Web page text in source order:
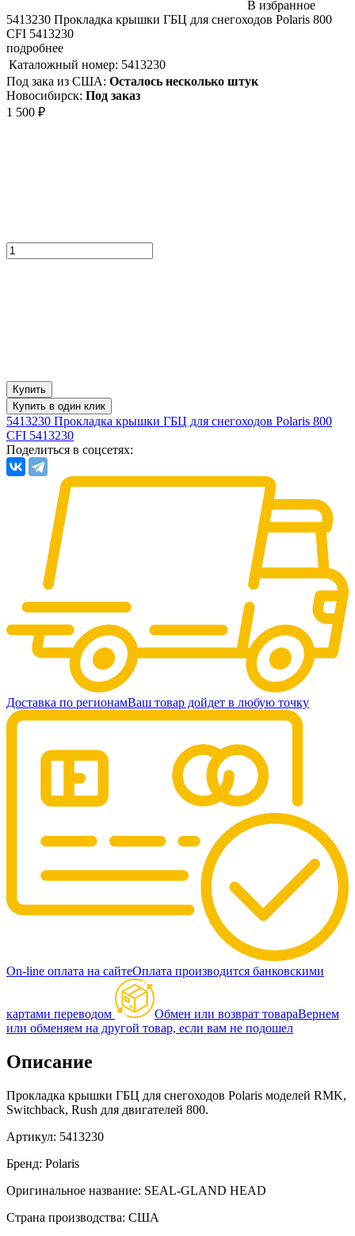
В избранное
5413230 Прокладка крышки ГБЦ для снегоходов Polaris 800
CFI 5413230
подробнее
Каталожный номер: 5413230
Под зака из США: Осталось несколько штук
Новосибирск: Под заказ
1 500 ₽
Купить
Купить в один клик
5413230 Прокладка крышки ГБЦ для снегоходов Polaris 800
CFI 5413230
Поделиться в соцсетях:
Доставка по регионамВаш товар дойдет в любую точку
On-line оплата на сайтеОплата производится банковскими
картами переводом Обмен или возврат товараВернем
или обменяем на другой товар, если вам не подошел
Описание
Прокладка крышки ГБЦ для снегоходов Polaris моделей RMK,
Switchback, Rush для двигателей 800.
Артикул: 5413230
Бренд: Polaris
Оригинальное название: SEAL-GLAND HEAD
Страна производства: США